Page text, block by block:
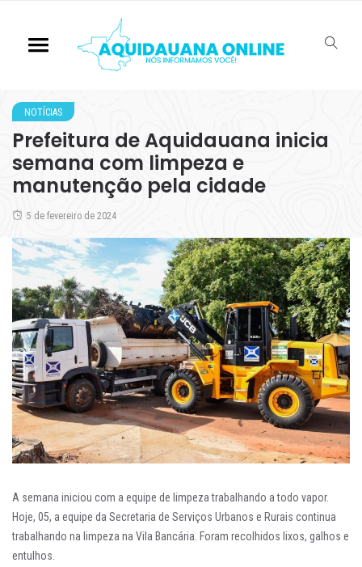
NOTÍCIAS
Prefeitura de Aquidauana inicia
semana com limpeza e
manutenção pela cidade
5 de fevereiro de 2024
A semana iniciou com a equipe de limpeza trabalhando a todo vapor.
Hoje, 05, a equipe da Secretaria de Serviços Urbanos e Rurais continua
trabalhando na limpeza na Vila Bancária. Foram recolhidos lixos, galhos e
entulhos.